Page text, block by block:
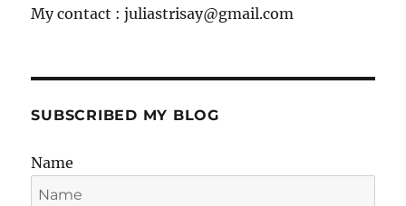
My contact : juliastrisay@gmail.com
SUBSCRIBED MY BLOG
Name